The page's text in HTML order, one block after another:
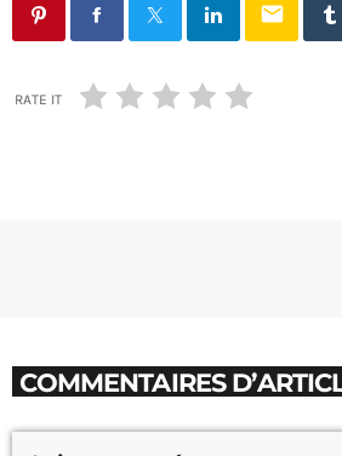
email
RATE IT
COMMENTAIRES